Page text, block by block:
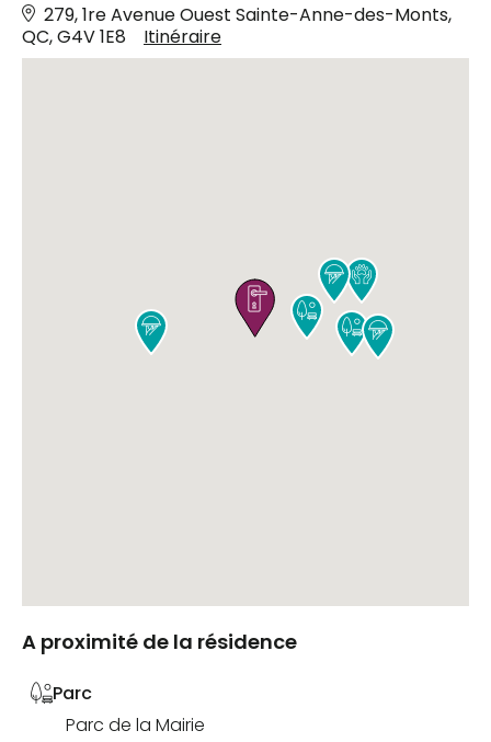
279, 1re Avenue Ouest Sainte-Anne-des-Monts,
QC, G4V 1E8
Itinéraire




 

A proximité de la résidence
Parc
Parc de la Mairie